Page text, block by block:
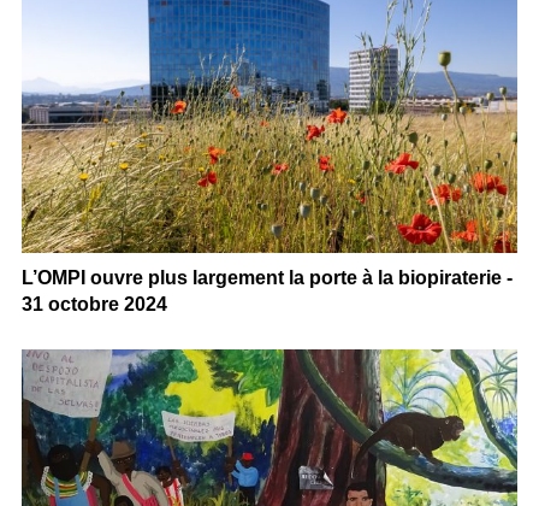
L’OMPI ouvre plus largement la porte à la biopiraterie -
31 octobre 2024